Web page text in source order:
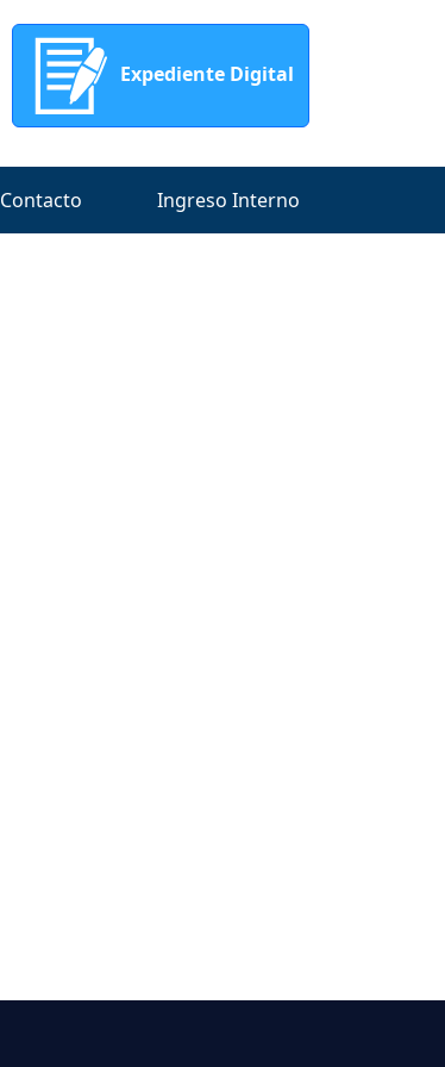
Expediente Digital
Contacto Ingreso Interno